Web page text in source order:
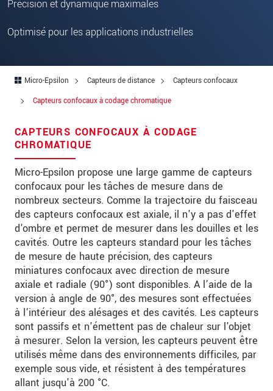
Précision et dynamique maximales
Optimisé pour les applications industrielles
Micro-Epsilon Capteurs de distance
Capteurs confocaux
Capteurs confocaux à codage chromatique
CAPTEURS CONFOCAUX À CODAGE
CHROMATIQUE
Micro-Epsilon propose une large gamme de capteurs
confocaux pour les tâches de mesure dans de
nombreux secteurs. Comme la trajectoire du faisceau
des capteurs confocaux est axiale, il n'y a pas d'effet
d'ombre et permet de mesurer dans les douilles et les
cavités. Outre les capteurs standard pour les tâches
de mesure de haute précision, des capteurs
miniatures confocaux avec direction de mesure
axiale et radiale (90°) sont disponibles. A l’aide de la
version à angle de 90°, des mesures sont effectuées
à l’intérieur des alésages et des cavités. Les capteurs
sont passifs et n'émettent pas de chaleur sur l'objet
à mesurer. Selon la version, les capteurs peuvent être
utilisés même dans des environnements difficiles, par
exemple sous vide, et résistent à des températures
allant jusqu'à 200 °C.
Code postal
Pays*
Téléphone
Email*
Message*
Veuillez me tenir informé des innovations
de produits par e-mail.
* Obligatoire
Nous traitons vos données de manière
confidentielle. Veuillez lire notredéclaration de
protection des données.
ENVOYER MESSAGE